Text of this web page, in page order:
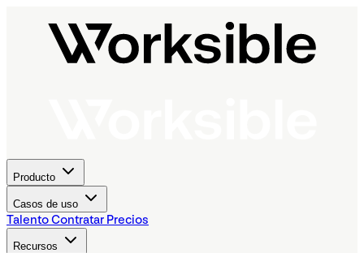
Producto
Casos de uso
TalentoContratar Precios
Recursos